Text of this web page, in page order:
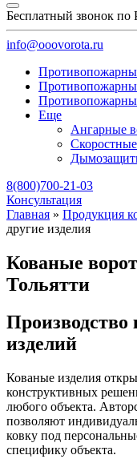
Бесплатный звонок по
info@ooovorota.ru
Еще
Ангарные
8(800)700-21-03
Консультация
Главная » Продукция
другие изделия
Кованые
Тольятти
Производство
изделий
Кованые изделия
конструктивных
любого объекта.
позволяют
ковку под
специфику объекта.